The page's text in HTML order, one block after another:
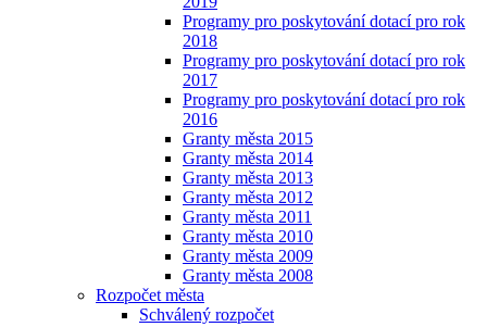
Programy pro poskytování dotací pro rok
2018
Programy pro poskytování dotací pro rok
2017
Programy pro poskytování dotací pro rok
2016
Granty města 2015
Granty města 2014
Granty města 2013
Granty města 2012
Granty města 2011
Granty města 2010
Granty města 2009
Granty města 2008
Rozpočet města
Schválený rozpočet